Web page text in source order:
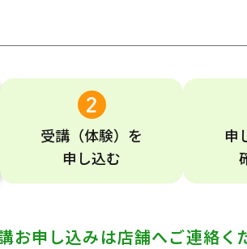
受講 （体験） を
申し込む
申
お申し込みは店舗へご連絡く